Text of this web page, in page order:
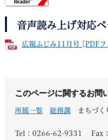
音声読み上げ対応
広報ふじみ11月号 [PDFフ
このページに関するお問
所属一覧 総務課 まちづく
Tel：0266-62-9331 Fax